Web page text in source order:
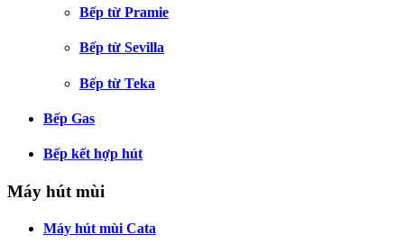
Bếp từ Pramie
Bếp từ Sevilla
Bếp từ Teka
Bếp Gas
Bếp kết hợp hút
Máy hút mùi
Máy hút mùi Cata